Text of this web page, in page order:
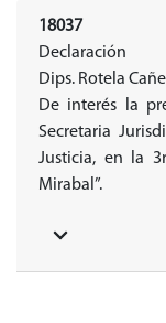
18037
Declaración
Dips. Rotela
De interés la
Secretaria
Justicia, en la
Mirabal”.